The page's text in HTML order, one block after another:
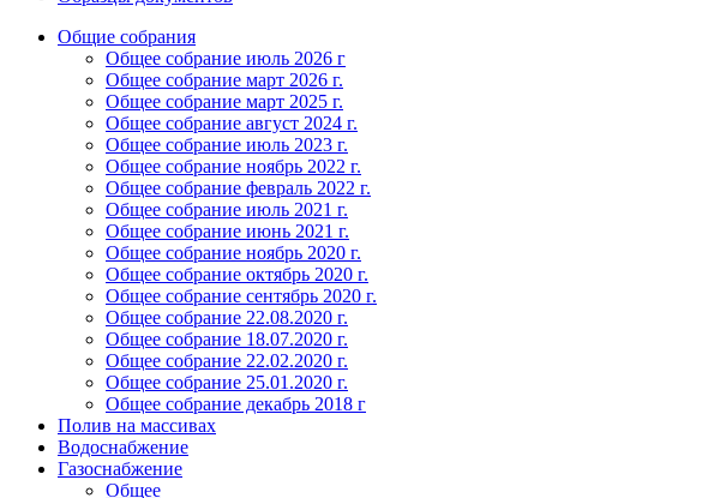
Общие собрания
Общее собрание июль 2026 г
Общее собрание март 2026 г.
Общее собрание март 2025 г.
Общее собрание август 2024 г.
Общее собрание июль 2023 г.
Общее собрание ноябрь 2022 г.
Общее собрание февраль 2022 г.
Общее собрание июль 2021 г.
Общее собрание июнь 2021 г.
Общее собрание ноябрь 2020 г.
Общее собрание октябрь 2020 г.
Общее собрание сентябрь 2020 г.
Общее собрание 22.08.2020 г.
Общее собрание 18.07.2020 г.
Общее собрание 22.02.2020 г.
Общее собрание 25.01.2020 г.
Общее собрание декабрь 2018 г
Полив на массивах
Водоснабжение
Газоснабжение
Общее